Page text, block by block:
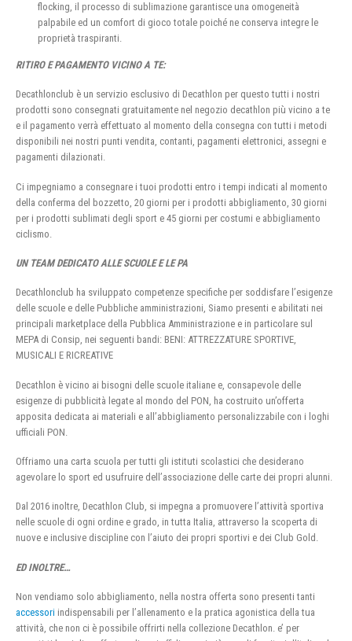
flocking, il processo di sublimazione garantisce una omogeneità
palpabile ed un comfort di gioco totale poiché ne conserva integre le
proprietà traspiranti.
RITIRO E PAGAMENTO VICINO A TE:
Decathlonclub è un servizio esclusivo di Decathlon per questo tutti i nostri
prodotti sono consegnati gratuitamente nel negozio decathlon più vicino a te
e il pagamento verrà effettuato al momento della consegna con tutti i metodi
disponibili nei nostri punti vendita, contanti, pagamenti elettronici, assegni e
pagamenti dilazionati.
Ci impegniamo a consegnare i tuoi prodotti entro i tempi indicati al momento
della conferma del bozzetto, 20 giorni per i prodotti abbigliamento, 30 giorni
per i prodotti sublimati degli sport e 45 giorni per costumi e abbigliamento
ciclismo.
UN TEAM DEDICATO ALLE SCUOLE E LE PA
Decathlonclub ha sviluppato competenze specifiche per soddisfare l’esigenze
delle scuole e delle Pubbliche amministrazioni, Siamo presenti e abilitati nei
principali marketplace della Pubblica Amministrazione e in particolare sul
MEPA di Consip, nei seguenti bandi: BENI: ATTREZZATURE SPORTIVE,
MUSICALI E RICREATIVE
Decathlon è vicino ai bisogni delle scuole italiane e, consapevole delle
esigenze di pubblicità legate al mondo del PON, ha costruito un’offerta
apposita dedicata ai materiali e all’abbigliamento personalizzabile con i loghi
ufficiali PON.
Offriamo una carta scuola per tutti gli istituti scolastici che desiderano
agevolare lo sport ed usufruire dell’associazione delle carte dei propri alunni.
Dal 2016 inoltre, Decathlon Club, si impegna a promuovere l’attività sportiva
nelle scuole di ogni ordine e grado, in tutta Italia, attraverso la scoperta di
nuove e inclusive discipline con l’aiuto dei propri sportivi e dei Club Gold.
ED INOLTRE…
Non vendiamo solo abbigliamento, nella nostra offerta sono presenti tanti
accessori indispensabili per l’allenamento e la pratica agonistica della tua
attività, che non ci è possibile offrirti nella collezione Decathlon. e’ per